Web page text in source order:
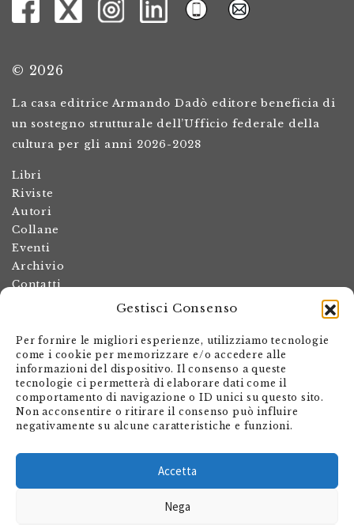
Gestisci Consenso
Per fornire le migliori esperienze, utilizziamo tecnologie
come i cookie per memorizzare e/o accedere alle
informazioni del dispositivo. Il consenso a queste
tecnologie ci permetterà di elaborare dati come il
comportamento di navigazione o ID unici su questo sito.
Non acconsentire o ritirare il consenso può influire
negativamente su alcune caratteristiche e funzioni.
Accetta
Nega
© 2026
La casa editrice Armando Dadò editore beneficia di
un sostegno strutturale dell’Ufficio federale della
cultura per gli anni 2026-2028
Libri
Riviste
Autori
Collane
Eventi
Archivio
Contatti
Termini e condizioni
Spese di spedizione
Politica dei resi
Informativa sulla privacy
Il mio account
Carrello
Via Giovanni Antonio Orelli 29
Casella postale 563